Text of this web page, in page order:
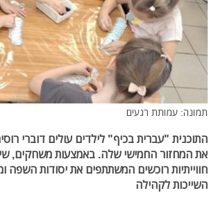
תמונה: עמותת רגעים
התוכנית "עברית בכיף" לילדים עולים דוברי
את המחזור החמישי שלה. באמצעות משחקים,
חווייתיות רוכשים המשתתפים את יסודות השפה
השייכות לקהילה